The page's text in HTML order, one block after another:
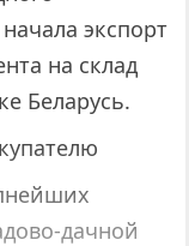
экспорт
на склад
Беларусь.
дачной